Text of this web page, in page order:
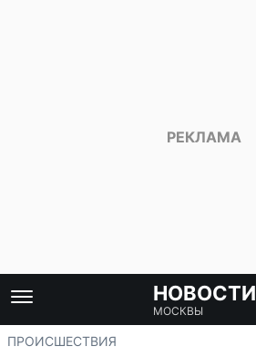
НОВОСТИ
МОСКВЫ
ПРОИСШЕСТВИЯ